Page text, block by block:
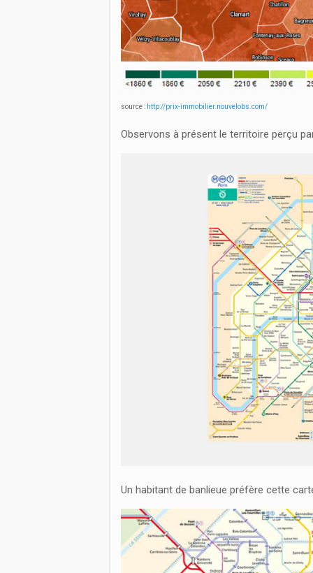
source : http://prix-immobilier.nouvelobs.com/
Observons à présent le territoire perçu
Un habitant de banlieue préfère cette